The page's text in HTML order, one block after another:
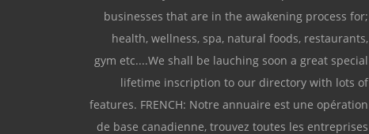
businesses that are in the awakening process for;
health, wellness, spa, natural foods, restaurants,
gym etc....We shall be lauching soon a great special
lifetime inscription to our directory with lots of
features. FRENCH: Notre annuaire est une opération
de base canadienne, trouvez toutes les entreprises